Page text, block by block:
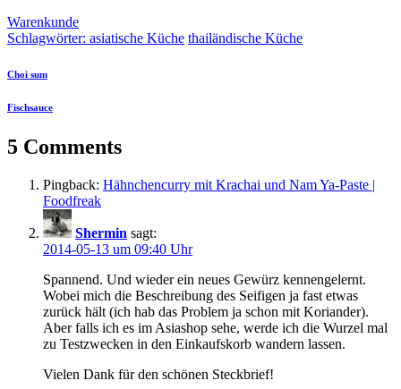
Warenkunde
Schlagwörter: asiatische Küche thailändische Küche
Choi sum
Fischsauce
5 Comments
Pingback: Hähnchencurry mit Krachai und Nam Ya-Paste |
Foodfreak
Shermin sagt:
2014-05-13 um 09:40 Uhr
Spannend. Und wieder ein neues Gewürz kennengelernt.
Wobei mich die Beschreibung des Seifigen ja fast etwas
zurück hält (ich hab das Problem ja schon mit Koriander).
Aber falls ich es im Asiashop sehe, werde ich die Wurzel mal
zu Testzwecken in den Einkaufskorb wandern lassen.
Vielen Dank für den schönen Steckbrief!